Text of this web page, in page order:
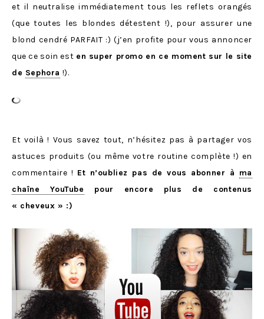
et il neutralise immédiatement tous les reflets orangés
(que toutes les blondes détestent !), pour assurer une
blond cendré PARFAIT :) (j’en profite pour vous annoncer
que ce soin est en super promo en ce moment sur le site
de Sephora !).
Et voilà ! Vous savez tout, n’hésitez pas à partager vos
astuces produits (ou même votre routine complète !) en
commentaire ! Et n’oubliez pas de vous abonner à ma
chaîne YouTube pour encore plus de contenus
« cheveux » :)